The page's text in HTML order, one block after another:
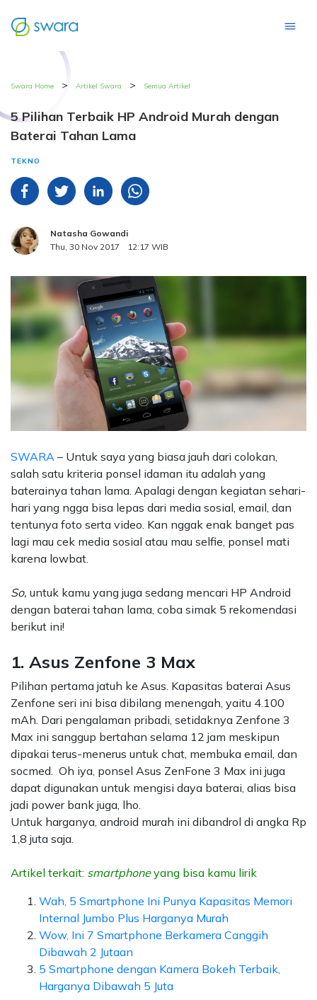
Swara Home > Artikel Swara > Semua Artikel
5 Pilihan Terbaik HP Android Murah dengan
Baterai Tahan Lama
TEKNO
Natasha Gowandi
Thu, 30 Nov 2017
12:17 WIB
SWARA – Untuk saya yang biasa jauh dari colokan,
salah satu kriteria ponsel idaman itu adalah yang
baterainya tahan lama. Apalagi dengan kegiatan sehari-
hari yang ngga bisa lepas dari media sosial, email, dan
tentunya foto serta video. Kan nggak enak banget pas
lagi mau cek media sosial atau mau selfie, ponsel mati
karena lowbat.
So, untuk kamu yang juga sedang mencari HP Android
dengan baterai tahan lama, coba simak 5 rekomendasi
berikut ini!
1. Asus Zenfone 3 Max
Pilihan pertama jatuh ke Asus. Kapasitas baterai Asus
Zenfone seri ini bisa dibilang menengah, yaitu 4.100
mAh. Dari pengalaman pribadi, setidaknya Zenfone 3
Max ini sanggup bertahan selama 12 jam meskipun
dipakai terus-menerus untuk chat, membuka email, dan
socmed. Oh iya, ponsel Asus ZenFone 3 Max ini juga
dapat digunakan untuk mengisi daya baterai, alias bisa
jadi power bank juga, lho.
Untuk harganya, android murah ini dibandrol di angka Rp
1,8 juta saja.
Artikel terkait: smartphoneyang bisa kamu lirik
Wah, 5 Smartphone Ini Punya Kapasitas Memori
Internal Jumbo Plus Harganya Murah
Wow, Ini 7 Smartphone Berkamera Canggih
Dibawah 2 Jutaan
5 Smartphone dengan Kamera Bokeh Terbaik,
Harganya Dibawah 5 Juta